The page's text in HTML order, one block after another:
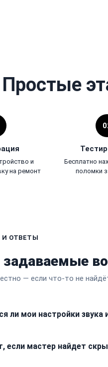
Простые
и
на ремонт
Бесплатно
поломки
И ОТВЕТЫ
задаваемые
— если что-то не
ли мои настройки
чтобы сохранить прошивку,
если мастер найдет